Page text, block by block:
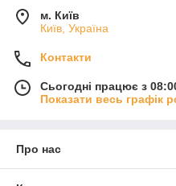
м. Київ
Київ, Україна
Контакти
Сьогодні працює з
Показати весь графік
Про нас